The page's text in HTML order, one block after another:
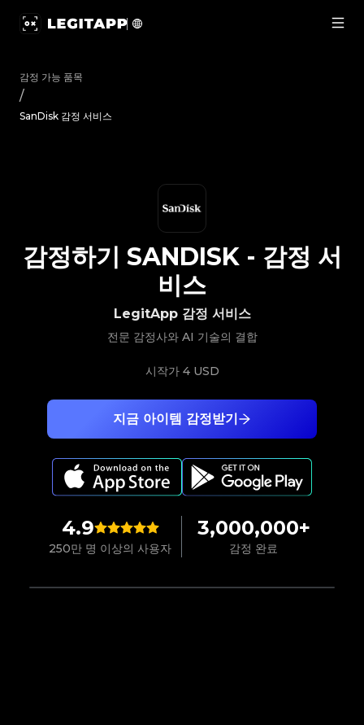
감정 가능 품목
/
SanDisk 감정 서비스
4.9
250만 명 이상의 사용자
3,000,000+
감정 완료
지금 아이템 감정받기
LegitApp 감정 서비스
전문 감정사와 AI 기술의 결합
시작가 4 USD
감정하기 SANDISK- 감정 서
비스